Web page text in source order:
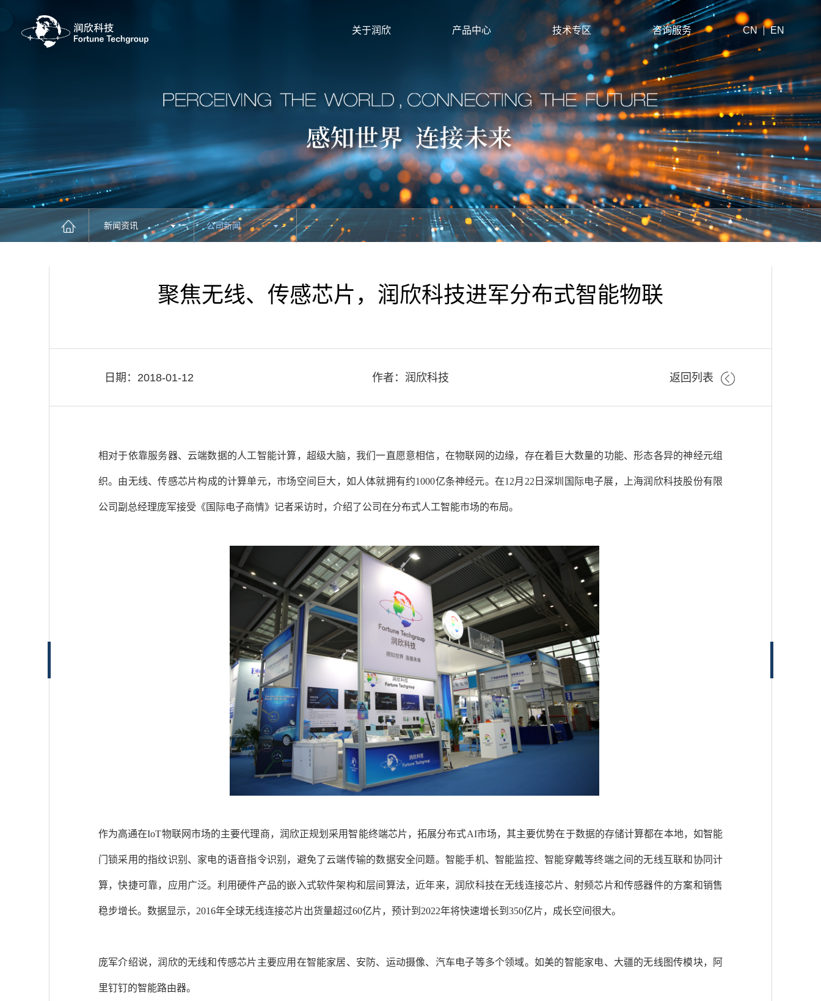
关于润欣 产品中心 技术专区 咨询服务 CN EN
新闻资讯 公司新闻
聚焦无线、传感芯片，润欣科技进军分布式智能物联
日期：2018-01-12 作者：润欣科技 返回列表
相对于依靠服务器、云端数据的人工智能计算，超级大脑，我们一直愿意相信，在物联网的边缘，存在着巨大数量的功能、形态各异的神经元组
织。由无线、传感芯片构成的计算单元，市场空间巨大，如人体就拥有约1000亿条神经元。在12月22日深圳国际电子展，上海润欣科技股份有限
公司副总经理庞军接受《国际电子商情》记者采访时，介绍了公司在分布式人工智能市场的布局。
作为高通在IoT物联网市场的主要代理商，润欣正规划采用智能终端芯片，拓展分布式AI市场，其主要优势在于数据的存储计算都在本地，如智能
门锁采用的指纹识别、家电的语音指令识别，避免了云端传输的数据安全问题。智能手机、智能监控、智能穿戴等终端之间的无线互联和协同计
算，快捷可靠，应用广泛。利用硬件产品的嵌入式软件架构和层间算法，近年来，润欣科技在无线连接芯片、射频芯片和传感器件的方案和销售
稳步增长。数据显示，2016年全球无线连接芯片出货量超过60亿片，预计到2022年将快速增长到350亿片，成长空间很大。
庞军介绍说，润欣的无线和传感芯片主要应用在智能家居、安防、运动摄像、汽车电子等多个领域。如美的智能家电、大疆的无线图传模块，阿
里钉钉的智能路由器。